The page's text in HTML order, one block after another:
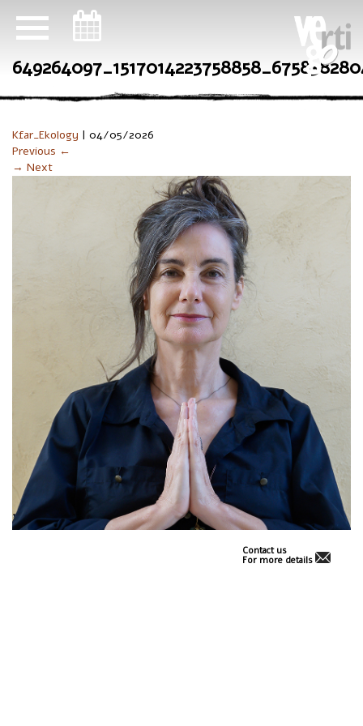
Kfar_Ekology | 04/05/2026
Previous ←
→ Next
Contact us
For more details